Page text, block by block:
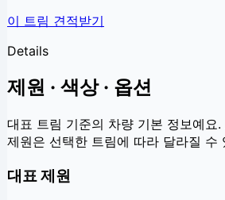
이 트림 견적받기
Details
제원 · 색상 · 옵션
대표 트림 기준의 차량 기본 정보예요
제원은 선택한 트림에 따라 달라질 수
대표 제원